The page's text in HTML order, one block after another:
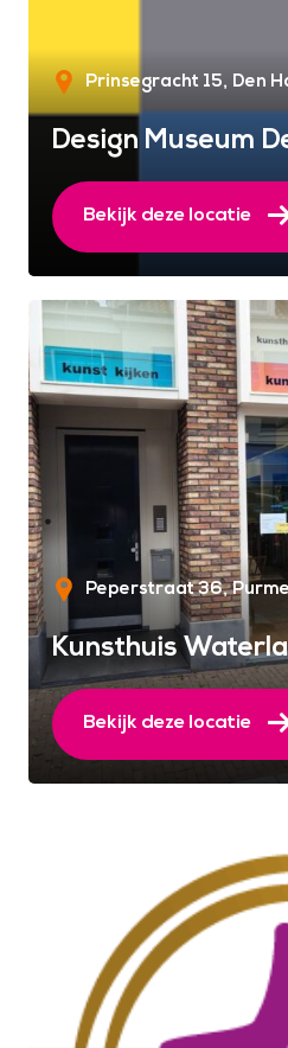
Prinsegracht 15 Den
Design Museum
Bekijk deze locatie
Peperstraat 36
Kunsthuis
Bekijk deze locatie